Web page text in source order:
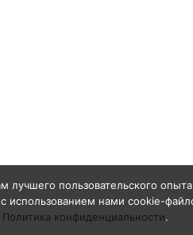
лучшего пользовательского
использованием нами cookie-
Политика конфиденциальности.